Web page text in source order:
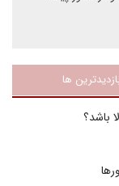
ها
باشد؟